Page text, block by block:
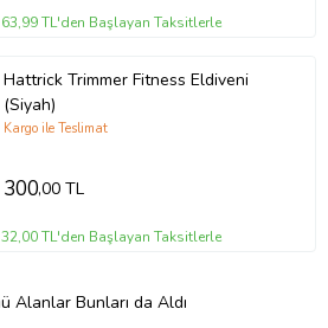
63,99 TL'den Başlayan Taksitlerle
Hattrick Trimmer Fitness Eldiveni
(Siyah)
Kargo ile Teslimat
300,00 TL
32,00 TL'den Başlayan Taksitlerle
Alanlar Bunları da Aldı